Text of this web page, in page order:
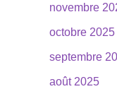
novembre
octobre 2025
septembre
août 2025